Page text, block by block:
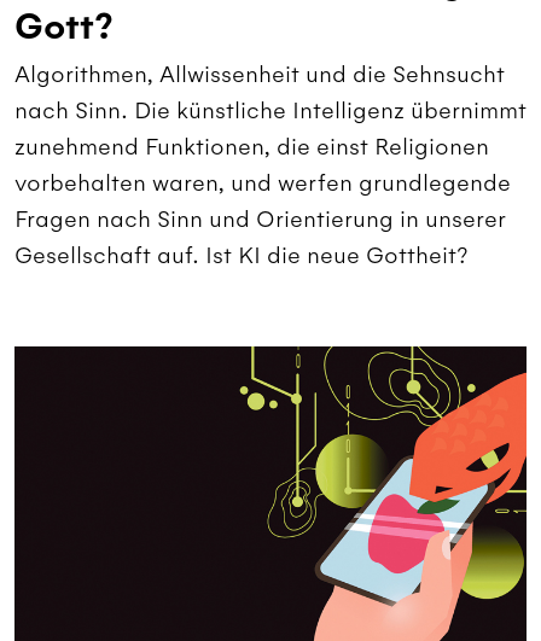
Gott?
Algorithmen, Allwissenheit und die Sehnsucht
nach Sinn. Die künstliche Intelligenz übernimmt
zunehmend Funktionen, die einst Religionen
vorbehalten waren, und werfen grundlegende
Fragen nach Sinn und Orientierung in unserer
Gesellschaft auf. Ist KI die neue Gottheit?